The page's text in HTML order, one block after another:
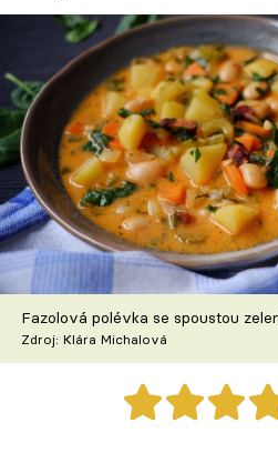
Témata
Recepty
Články
TV Program
Škola vaření
Recepty z TV
Speciál: Cuketa
Těhotnej kuchař
Fazolová polévka se spoustou
Zdroj: Klára Michalová